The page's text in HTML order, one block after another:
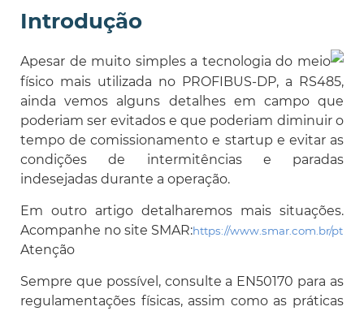
Introdução
Apesar de muito simples a tecnologia do meio
físico mais utilizada no PROFIBUS-DP, a RS485,
ainda vemos alguns detalhes em campo que
poderiam ser evitados e que poderiam diminuir o
tempo de comissionamento e startup e evitar as
condições de intermitências e paradas
indesejadas durante a operação.
Em outro artigo detalharemos mais situações.
Acompanhe no site SMAR:https://www.smar.com.br/pt
Atenção
Sempre que possível, consulte a EN50170 para as
regulamentações físicas, assim como as práticas